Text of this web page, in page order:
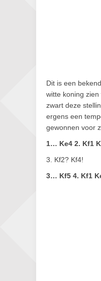
Dit is een
witte koning
zwart deze
ergens een
gewonnen voor
1… Ke4 2. Kf1
3. Kf2? Kf4!
3… Kf5 4. Kf1